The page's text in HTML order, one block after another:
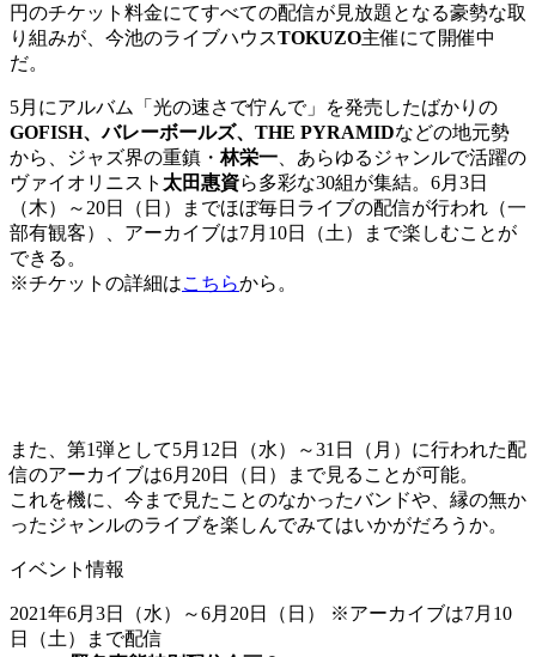
円のチケット料金にてすべての配信が見放題となる豪勢な取
り組みが、今池のライブハウスTOKUZO主催にて開催中
だ。
5月にアルバム「光の速さで佇んで」を発売したばかりの
GOFISH、バレーボールズ、THE PYRAMIDなどの地元勢
から、ジャズ界の重鎮・林栄一
あらゆるジャンルで活躍の
ヴァイオリニスト 太田惠資ら多彩な30組が集結。6月3日
（木）～20日（日）までほぼ毎日ライブの配信が行われ（一
部有観客）、アーカイブは7月10日（土）まで楽しむことが
できる。
※チケットの詳細はこちらから。
また、第1弾として5月12日（水）～31日（月）に行われた配
信のアーカイブは6月20日（日）まで見ることが可能。
これを機に、今まで見たことのなかったバンドや、縁の無か
ったジャンルのライブを楽しんでみてはいかがだろうか。
イベント情報
2021年6月3日（水）～6月20日（日） ※アーカイブは7月10
日（土）まで配信